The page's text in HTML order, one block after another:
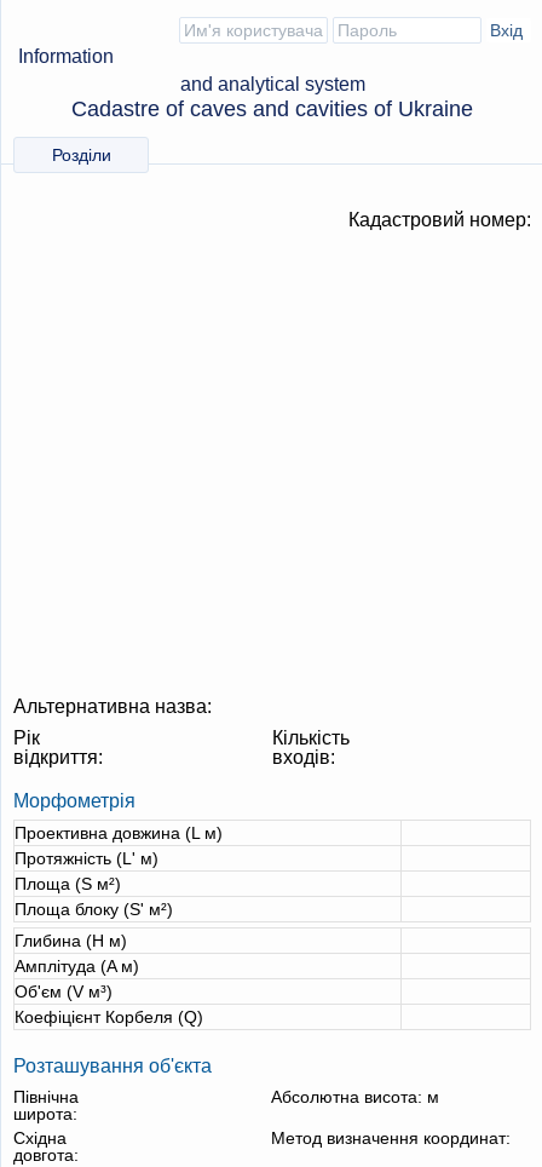
Information
and analytical system
Cadastre of caves and cavities of Ukraine
Розділи
Кадастровий номер:
Альтернативна назва:
Рік
відкриття:
Кількість
входів:
Морфометрія
Проективна довжина (L м)
Протяжність (L' м)
Площа (S м²)
Площа блоку (S' м²)
Глибина (H м)
Амплітуда (A м)
Об'єм (V м³)
Коефіцієнт Корбеля (Q)
Розташування об'єкта
Північна
широта:
Абсолютна висота: м
Східна
довгота:
Метод визначення координат: